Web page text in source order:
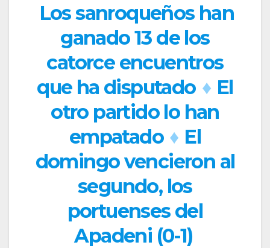
Los sanroqueños han
ganado 13 de los
catorce encuentros
que ha disputado ♦ El
otro partido lo han
empatado ♦ El
domingo vencieron al
segundo, los
portuenses del
Apadeni (0-1)